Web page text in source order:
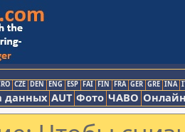
CZE DEN ENG ESP FAI FIN FRA GER GRE INA
данных AUT Фото ЧАВО